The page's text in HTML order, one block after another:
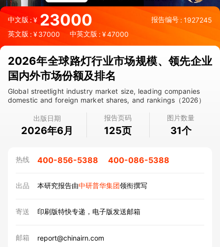
中文版:¥ 23000 报告编号 : 1927245
英文版 : ¥37000 中英文版 : ¥47000
2026年全球路灯行业市场规模、领先企业
国内外市场份额及排名
Global streetlight industry market size, leading companies
domestic and foreign market shares, and rankings（2026）
出版日期
2026年6月
报告页码
125页
图片数量
31个
热线 400-856-5388 400-086-5388
出品 本研究报告由中研普华集团领衔撰写
寄送 印刷版特快专递，电子版发送邮箱
邮箱 report@chinairn.com